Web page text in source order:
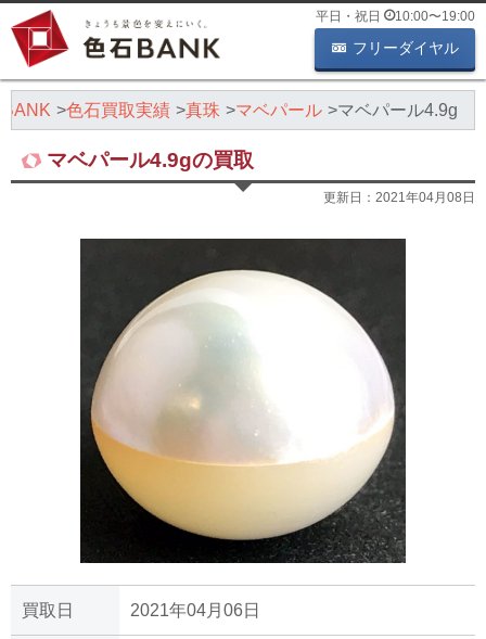
平日・祝日 10:00〜19:00
フリーダイヤル
色石買取実績 真珠 マベパール マベパール4.9g
マベパール4.9gの買取
更新日： 2021年04月08日
買取日 2021年04月06日